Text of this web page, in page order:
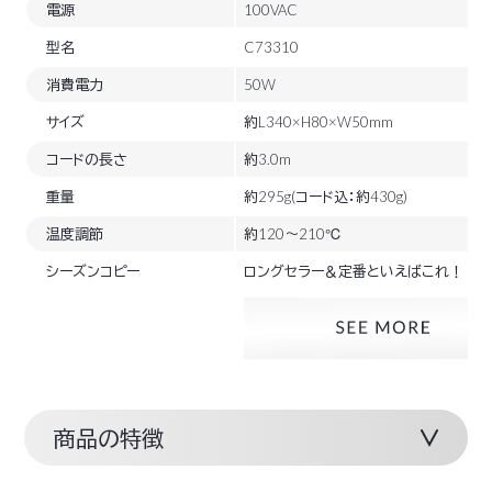
電源 100VAC
型名 C73310
消費電力 50W
サイズ 約L340×H80×W50mm
コードの長さ 約3.0m
重量 約295g(コード込：約430g)
温度調節 約120～210℃
シーズンコピー ロングセラー＆定番といえばこれ！
商品の特徴